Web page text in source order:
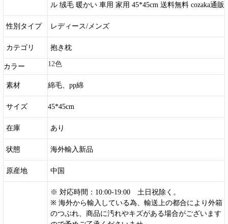
ル 绒毛 暖かい 車用 家用 45*45cm 送料無料 cozaka通販
性別タイプ レディース/メンズ
カテゴリ 抱き枕
カラー 12色
素材 綿毛、pp綿
サイズ 45*45cm
在庫 あり
状態 海外輸入新品
原産地 中国
※ 対応時間：10:00-19:00 土日祝除く。
※ 海外から輸入している為、輸送上の都合により外箱
のつぶれ、商品に汚れやキズがある場合がございます